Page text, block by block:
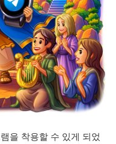
을 착용할 수 있게 되었